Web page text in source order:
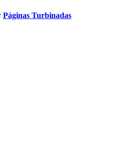
Páginas Turbinadas